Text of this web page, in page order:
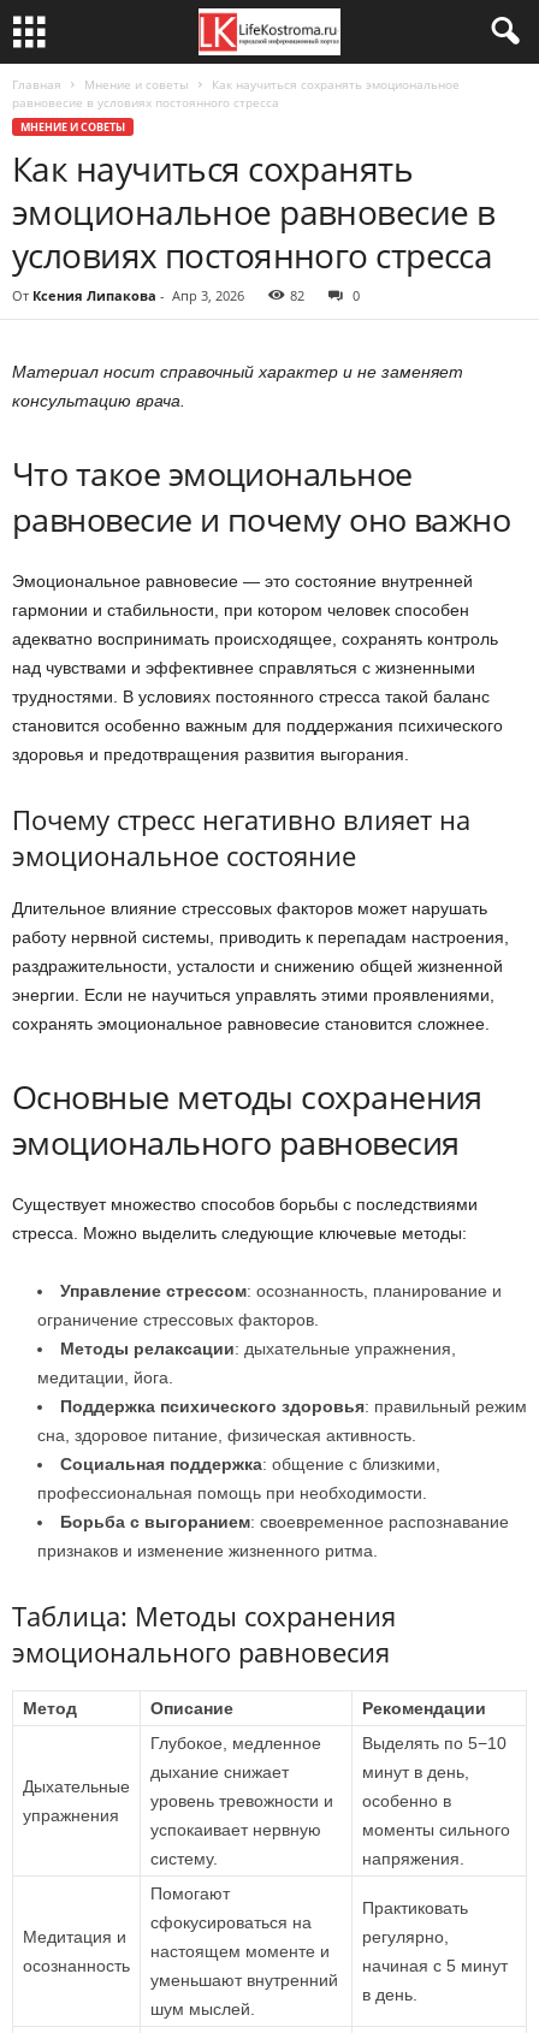
Главная Мнение и советы
Как научиться сохранять эмоциональное
равновесие в условиях постоянного стресса
МНЕНИЕ И СОВЕТЫ
Как научиться сохранять
эмоциональное равновесие в
условиях постоянного стресса
От Ксения Липакова - Апр 3, 2026 82 0
Материал носит справочный характер и не заменяет
консультацию врача.
Что такое эмоциональное
равновесие и почему оно важно
Эмоциональное равновесие — это состояние внутренней
гармонии и стабильности, при котором человек способен
адекватно воспринимать происходящее, сохранять контроль
над чувствами и эффективнее справляться с жизненными
трудностями. В условиях постоянного стресса такой баланс
становится особенно важным для поддержания психического
здоровья и предотвращения развития выгорания.
Почему стресс негативно влияет на
эмоциональное состояние
Длительное влияние стрессовых факторов может нарушать
работу нервной системы, приводить к перепадам настроения,
раздражительности, усталости и снижению общей жизненной
энергии. Если не научиться управлять этими проявлениями,
сохранять эмоциональное равновесие становится сложнее.
Основные методы сохранения
эмоционального равновесия
Существует множество способов борьбы с последствиями
стресса. Можно выделить следующие ключевые методы:
Управление стрессом: осознанность, планирование и
ограничение стрессовых факторов.
Методы релаксации: дыхательные упражнения,
медитации, йога.
Поддержка психического здоровья: правильный режим
сна, здоровое питание, физическая активность.
Социальная поддержка: общение с близкими,
профессиональная помощь при необходимости.
Борьба с выгоранием: своевременное распознавание
признаков и изменение жизненного ритма.
Таблица: Методы сохранения
эмоционального равновесия
Метод Описание Рекомендации
Дыхательные
упражнения
Глубокое, медленное
дыхание снижает
уровень тревожности и
успокаивает нервную
систему.
Выделять по 5−10
минут в день,
особенно в
моменты сильного
напряжения.
Медитация и
осознанность
Помогают
сфокусироваться на
настоящем моменте и
уменьшают внутренний
шум мыслей.
Практиковать
регулярно,
начиная с 5 минут
в день.